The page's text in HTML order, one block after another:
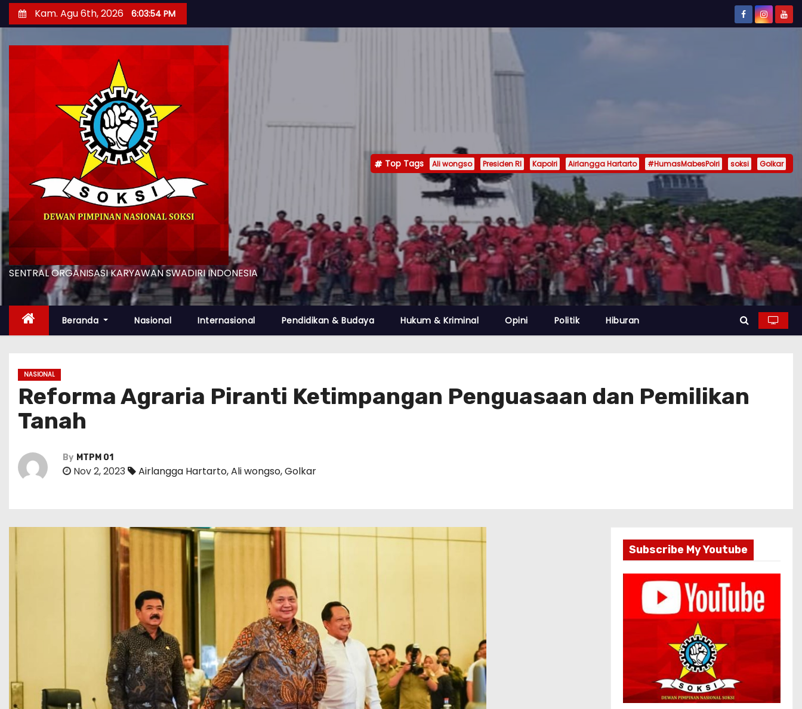
k
t
Kam. Agu 6th, 2026 6:03:55 PM
SENTRAL ORGANISASI KARYAWAN SWADIRI INDONESIA
Top Tags Ali wongso Presiden RI Kapolri Airlangga Hartarto #HumasMabesPolri soksi Golkar
Beranda Nasional Internasional Pendidikan & Budaya Hukum & Kriminal Opini Politik Hiburan
NASIONAL
Reforma Agraria Piranti Ketimpangan Penguasaan dan Pemilikan
Tanah
By MTPM 01
Nov 2, 2023 Airlangga Hartarto,Ali wongso,Golkar
Subscribe My Youtube